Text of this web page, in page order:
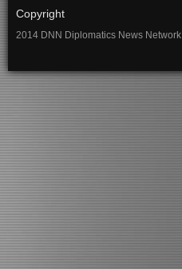
Copyright
2014 DNN Diplomatics News Network